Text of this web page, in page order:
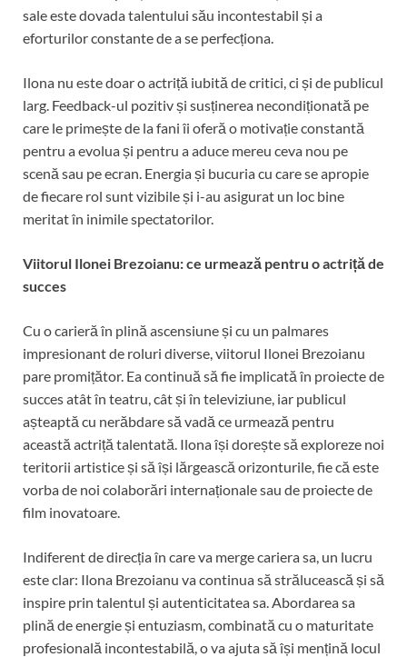
sale este dovada talentului său incontestabil și a
eforturilor constante de a se perfecționa.
Ilona nu este doar o actriță iubită de critici, ci și de publicul
larg. Feedback-ul pozitiv și susținerea necondiționată pe
care le primește de la fani îi oferă o motivație constantă
pentru a evolua și pentru a aduce mereu ceva nou pe
scenă sau pe ecran. Energia și bucuria cu care se apropie
de fiecare rol sunt vizibile și i-au asigurat un loc bine
meritat în inimile spectatorilor.
Viitorul Ilonei Brezoianu: ce urmează pentru o actriță de
succes
Cu o carieră în plină ascensiune și cu un palmares
impresionant de roluri diverse, viitorul Ilonei Brezoianu
pare promițător. Ea continuă să fie implicată în proiecte de
succes atât în teatru, cât și în televiziune, iar publicul
așteaptă cu nerăbdare să vadă ce urmează pentru
această actriță talentată. Ilona își dorește să exploreze noi
teritorii artistice și să își lărgească orizonturile, fie că este
vorba de noi colaborări internaționale sau de proiecte de
film inovatoare.
Indiferent de direcția în care va merge cariera sa, un lucru
este clar: Ilona Brezoianu va continua să strălucească și să
inspire prin talentul și autenticitatea sa. Abordarea sa
plină de energie și entuziasm, combinată cu o maturitate
profesională incontestabilă, o va ajuta să își mențină locul